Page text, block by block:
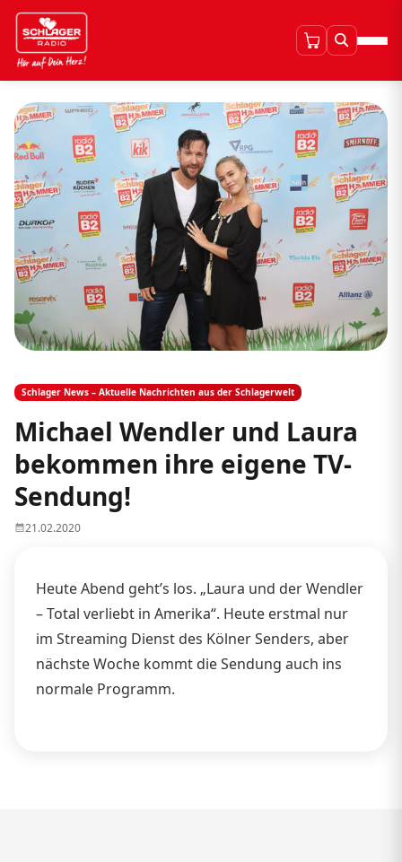
Schlager News – Aktuelle Nachrichten aus der Schlagerwelt
Michael Wendler und Laura
bekommen ihre eigene TV-
Sendung!
21.02.2020
Heute Abend geht’s los. „Laura und der Wendler
– Total verliebt in Amerika“. Heute erstmal nur
im Streaming Dienst des Kölner Senders, aber
nächste Woche kommt die Sendung auch ins
normale Programm.